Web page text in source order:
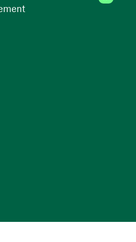
(ouvre une nouvelle
une nouvelle fenêtre)
fenêtre)
nouvelle fenêtre)